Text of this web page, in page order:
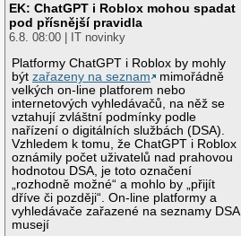
EK: ChatGPT i Roblox mohou spadat
pod přísnější pravidla
6.8. 08:00 | IT novinky
Platformy ChatGPT i Roblox by mohly
býtzařazeny na seznam
mimořádně
velkých on-line platforem nebo
internetových vyhledávačů, na něž se
vztahují zvláštní podmínky podle
nařízení o digitálních službách (DSA).
Vzhledem k tomu, že ChatGPT i Roblox
oznámily počet uživatelů nad prahovou
hodnotou DSA, je toto označení
„rozhodně možné“ a mohlo by „přijít
dříve či později“. On-line platformy a
vyhledávače zařazené na seznamy DSA
musejí